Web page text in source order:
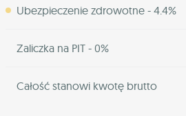
Ubezpieczenie zdrowotne - 4.4%
Zaliczka na PIT - 0%
Całość stanowi kwotę brutto